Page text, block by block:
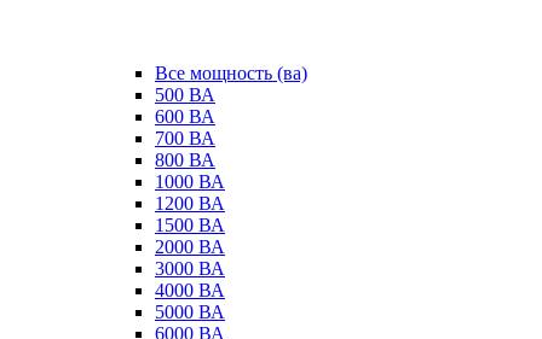
Все мощность (ва)
500 ВА
600 ВА
700 ВА
800 ВА
1000 ВА
1200 ВА
1500 ВА
2000 ВА
3000 ВА
4000 ВА
5000 ВА
6000 ВА